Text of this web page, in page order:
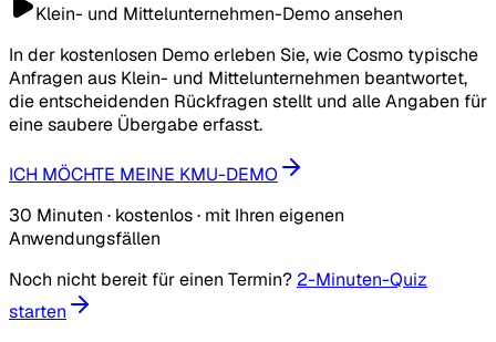
Klein- und Mittelunternehmen-Demo ansehen
In der kostenlosen Demo erleben Sie, wie Cosmo typische
Anfragen aus Klein- und Mittelunternehmen beantwortet,
die entscheidenden Rückfragen stellt und alle Angaben für
eine saubere Übergabe erfasst.
ICH MÖCHTE MEINE KMU-DEMO
30 Minuten · kostenlos · mit Ihren eigenen
Anwendungsfällen
Noch nicht bereit für einen Termin? 2-Minuten-Quiz
starten